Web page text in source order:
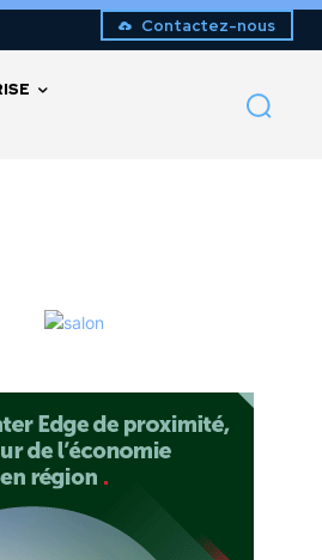
Contactez-nous